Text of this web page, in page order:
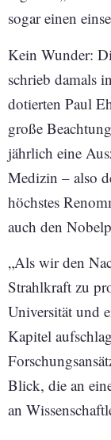
sogar einen
Kein Wunder:
schrieb damals
dotierten Paul
große
jährlich eine
Medizin – also
höchstes
auch den
„Als wir den
Strahlkraft zu
Universität und
Kapitel
Blick, die an
an